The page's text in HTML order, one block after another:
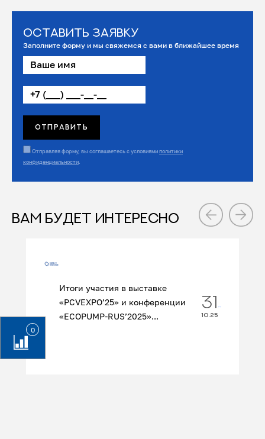
0
Оставить заявку
Заполните форму и мы свяжемся с вами в ближайшее время
Отправляя форму, вы соглашаетесь с условиямиполитики
конфиденциальности.
ВАМ БУДЕТ ИНТЕРЕСНО
Итоги участия в выставке
«PCVEXPO’25» и конференции
«ECOPUMP‑RUS’2025»...
31
10.25